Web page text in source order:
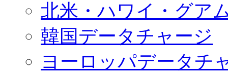
北米・ハワイ・グア
韓国データチャージ
ヨーロッパデータチ